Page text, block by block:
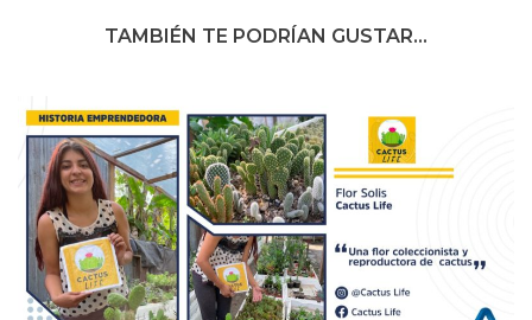
TAMBIÉN TE PODRÍAN GUSTAR...